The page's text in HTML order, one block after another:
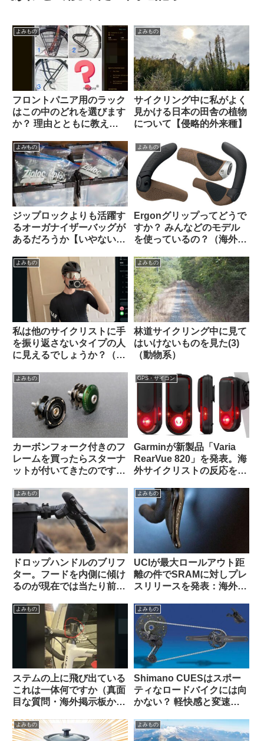
よみもの
フロントパニア用のラック
はこの中のどれを選びます
か？ 理由とともに教えて
ら）
よみもの
サイクリング中に私がよく
見かける日本の田舎の植物
について【侵略的外来種】
よみもの
ジップロックよりも活躍す
るオーガナイザーバッグが
あるだろうか【いやない・
よみもの
Ergonグリップってどうで
すか？ みんなどのモデル
を使っているの？（海外掲
よみもの
私は他のサイクリストに手
を振り返さないタイプの人
に見えるでしょうか？（海
よみもの
林道サイクリング中に見て
はいけないものを見た(3)
（動物系）
よみもの
カーボンフォーク付きのフ
レームを買ったらスターナ
ットが付いてきたのですが
（海外掲示板から）
GPS・サイコン
Garminが新製品「Varia
RearVue 820」を発表。海
外サイクリストの反応を観
よみもの
ドロップハンドルのブリフ
ター。フードを内側に傾け
るのが現在では当たり前？
よみもの
UCIが最大ロールアウト距
離の件でSRAMに対しプレ
スリリースを発表：海外サ
よみもの
ステムの上に飛び出ている
これは一体何ですか（真面
目な質問・海外掲示板か
よみもの
Shimano CUESはスポー
ティなロードバイクには向
かない？ 軽快感と変速の
（海外掲示板から）
よみもの よみもの